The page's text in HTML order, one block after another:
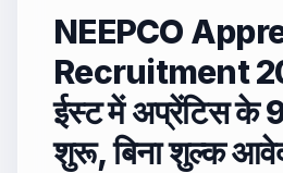
NEEPCO
Recruitment
ईस्ट में अप्रेंटिस के
शुरू, बिना शुल्क